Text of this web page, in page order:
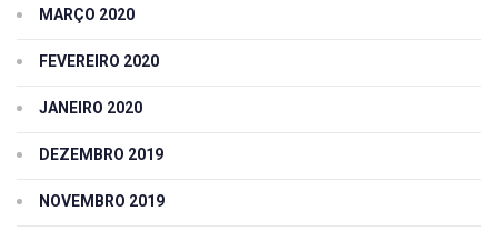
MARÇO 2020
FEVEREIRO 2020
JANEIRO 2020
DEZEMBRO 2019
NOVEMBRO 2019